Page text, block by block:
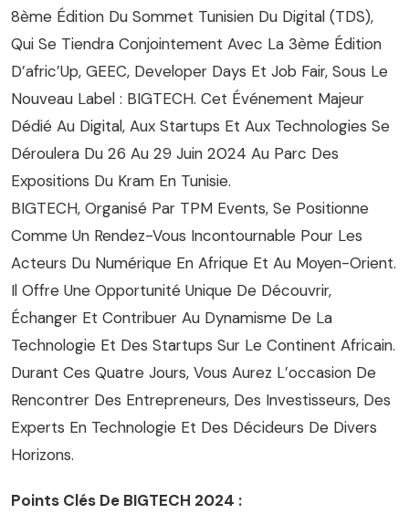
8ème Édition Du Sommet Tunisien Du Digital (TDS),
Qui Se Tiendra Conjointement Avec La 3ème Édition
D’afric’Up, GEEC, Developer Days Et Job Fair, Sous Le
Nouveau Label : BIGTECH. Cet Événement Majeur
Dédié Au Digital, Aux Startups Et Aux Technologies Se
Déroulera Du 26 Au 29 Juin 2024 Au Parc Des
Expositions Du Kram En Tunisie.
BIGTECH, Organisé Par TPM Events, Se Positionne
Comme Un Rendez-Vous Incontournable Pour Les
Acteurs Du Numérique En Afrique Et Au Moyen-Orient.
Il Offre Une Opportunité Unique De Découvrir,
Échanger Et Contribuer Au Dynamisme De La
Technologie Et Des Startups Sur Le Continent Africain.
Durant Ces Quatre Jours, Vous Aurez L’occasion De
Rencontrer Des Entrepreneurs, Des Investisseurs, Des
Experts En Technologie Et Des Décideurs De Divers
Horizons.
Points Clés De BIGTECH 2024 :